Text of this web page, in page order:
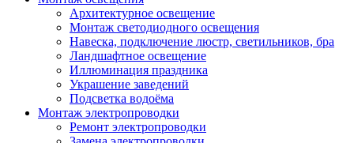
Архитектурное освещение
Монтаж светодиодного освещения
Навеска, подключение люстр, светильников, бра
Ландшафтное освещение
Иллюминация праздника
Украшение заведений
Подсветка водоёма
Монтаж электропроводки
Ремонт электропроводки